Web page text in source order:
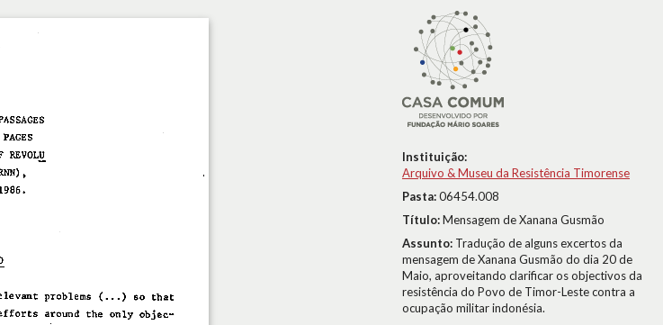
Instituição:
Arquivo & Museu da Resistência Timorense
Pasta:06454.008
Título:Mensagem de Xanana Gusmão
Assunto: Tradução de alguns excertos da
mensagem de Xanana Gusmão do dia 20 de
Maio, aproveitando clarificar os objectivos da
resistência do Povo de Timor-Leste contra a
ocupação militar indonésia.